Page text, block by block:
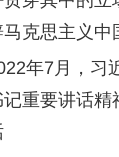
克思主义
7月，习近
重要讲话